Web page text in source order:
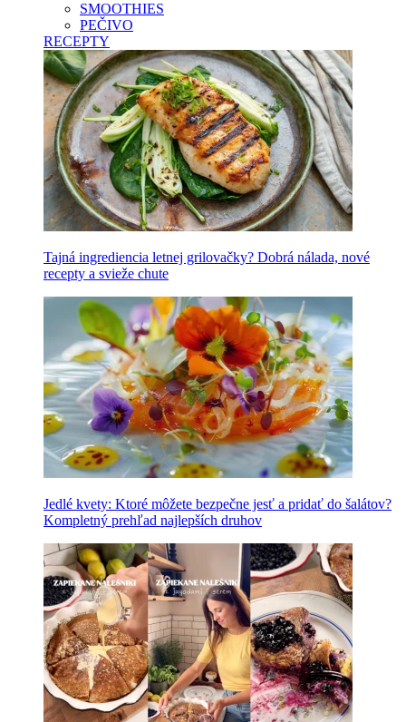
SMOOTHIES
PEČIVO
RECEPTY
Tajná ingrediencia letnej grilovačky? Dobrá nálada, nové
recepty a svieže chute
Jedlé kvety: Ktoré môžete bezpečne jesť a pridať do šalátov?
Kompletný prehľad najlepších druhov